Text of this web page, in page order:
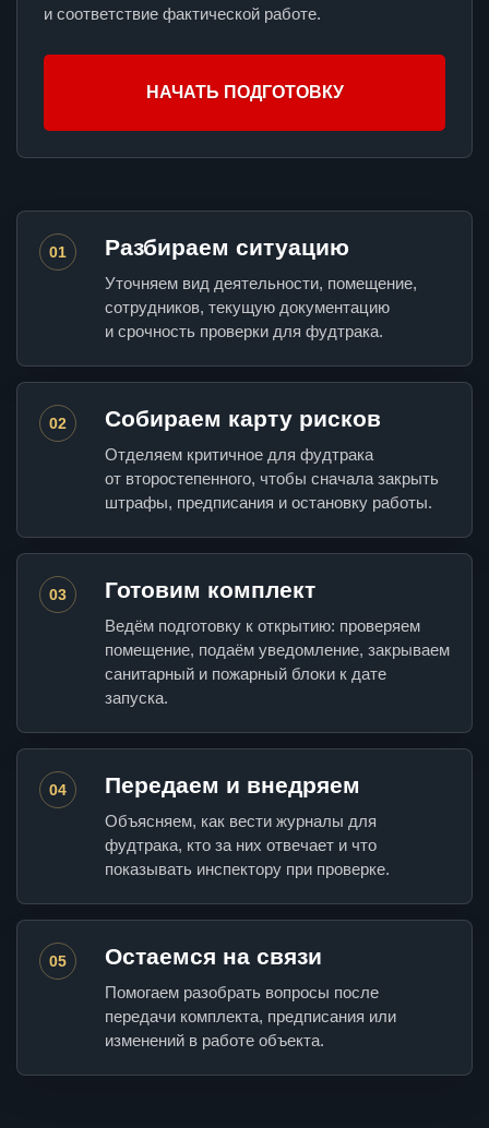
и соответствие фактической работе.
НАЧАТЬ ПОДГОТОВКУ
01 Разбираем ситуацию
Уточняем вид деятельности, помещение,
сотрудников, текущую документацию
и срочность проверки для фудтрака.
02 Собираем карту рисков
Отделяем критичное для фудтрака
от второстепенного, чтобы сначала закрыть
штрафы, предписания и остановку работы.
03 Готовим комплект
Ведём подготовку к открытию: проверяем
помещение, подаём уведомление, закрываем
санитарный и пожарный блоки к дате
запуска.
04 Передаем и внедряем
Объясняем, как вести журналы для
фудтрака, кто за них отвечает и что
показывать инспектору при проверке.
05 Остаемся на связи
Помогаем разобрать вопросы после
передачи комплекта, предписания или
изменений в работе объекта.